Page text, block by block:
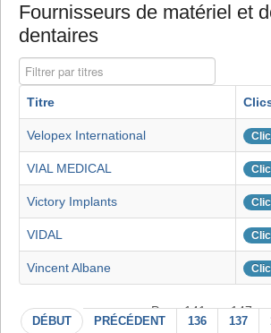
Fournisseurs de matériel et
dentaires
Filtrer par titres
Titre
Velopex International
VIAL MEDICAL
Victory Implants
VIDAL
Vincent Albane
Page 141 sur 147
DÉBUT PRÉCÉDENT 136 137